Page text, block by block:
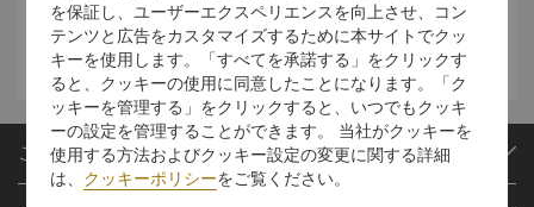
オンラインで予約
ご予約
を保証し、ユーザーエクスペリエンスを向上させ、コン
テンツと広告をカスタマイズするために本サイトでクッ
キーを使用します。「すべてを承諾する」をクリックす
ると、クッキーの使用に同意したことになります。「ク
ッキーを管理する」をクリックすると、いつでもクッキ
ーの設定を管理することができます。 当社がクッキーを
使用する方法およびクッキー設定の変更に関する詳細
は、 クッキーポリシーをご覧ください。